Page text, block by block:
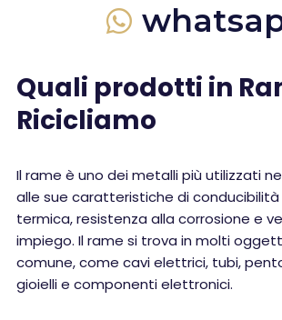
Quali prodotti in
Ricicliamo
Il rame è uno dei metalli più utilizzati
alle sue caratteristiche di
termica, resistenza alla corrosione e
impiego. Il rame si trova in molti
comune, come cavi elettrici, tubi,
gioielli e componenti elettronici.